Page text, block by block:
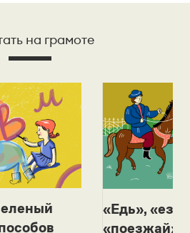
на грамоте
«Едь»,
«поезжай»?